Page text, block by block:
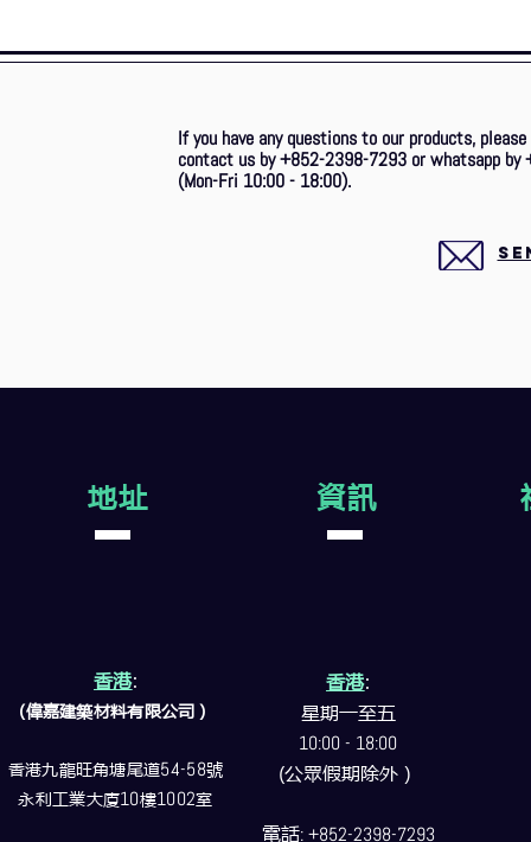
If you have any questions to our products,
contact us by +852-2398-7293 or whatsapp by
(Mon-Fri 10:00 - 18:00).
地址
香港:
(偉嘉建築材料有限公司）
香港九龍旺角塘尾道54-58號
永利工業大廈10樓1002室
資訊
香港:
星期一至五
10:00 - 18:00
(公眾假期除外）
電話: +852-2398-7293